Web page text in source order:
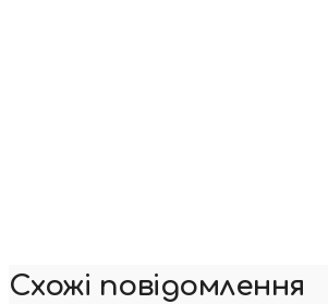
Схожі повідомлення